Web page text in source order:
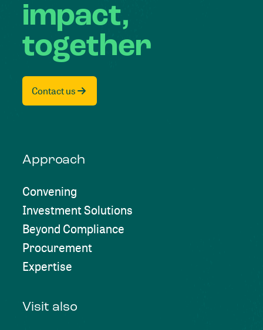
impact,
together
Contact us
Approach
Convening
Investment Solutions
Beyond Compliance
Procurement
Expertise
Visit also